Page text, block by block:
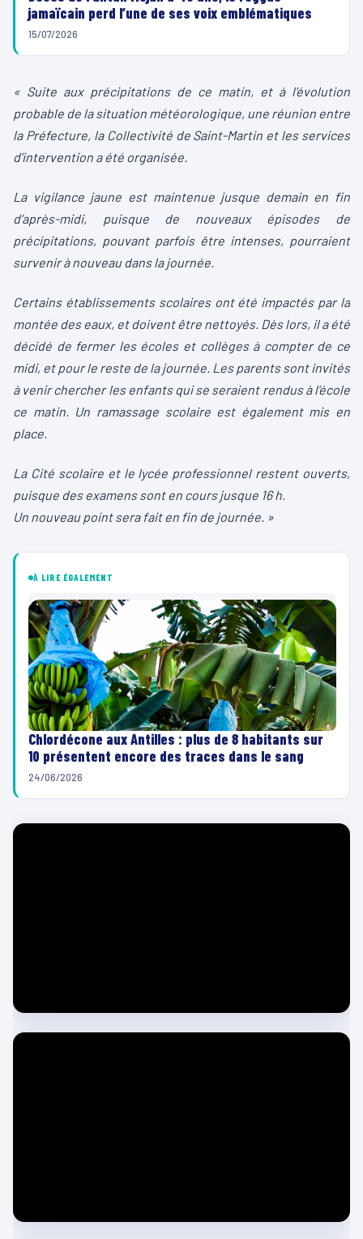
jamaïcain perd l’une de ses voix emblématiques
15/07/2026
« Suite aux précipitations de ce matin, et à l’évolution
probable de la situation météorologique, une réunion entre
la Préfecture, la Collectivité de Saint-Martin et les services
d’intervention a été organisée.
La vigilance jaune est maintenue jusque demain en fin
d’après-midi, puisque de nouveaux épisodes de
précipitations, pouvant parfois être intenses, pourraient
survenir à nouveau dans la journée.
Certains établissements scolaires ont été impactés par la
montée des eaux, etdoivent être nettoyés. Dès lors, il a été
décidé de fermer les écoles et collèges à compter de ce
midi, et pour le reste de la journée. Les parents sont invités
à venir chercher les enfants qui se seraient rendus à l’école
ce matin. Un ramassage scolaire est également mis en
place.
La Cité scolaire et le lycée professionnel restent ouverts,
puisque des examens sont en cours jusque 16 h.
Un nouveau point sera fait en fin de journée. »
À LIRE ÉGALEMENT
Chlordécone aux Antilles : plus de 8 habitants sur
10 présentent encore des traces dans le sang
24/06/2026